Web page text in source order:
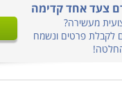
צעד אחד קדימה
מעשירה?
לקבלת פרטים ונשמח